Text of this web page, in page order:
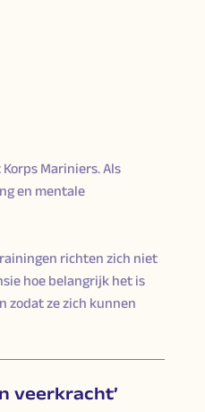
Mariniers. Als
en mentale
richten zich niet
hoe belangrijk het is
zodat ze zich kunnen
veerkracht’